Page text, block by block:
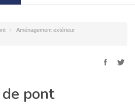
Aménagement extérieur
pont